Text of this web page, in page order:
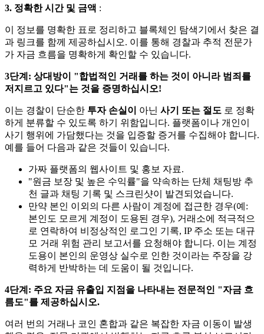
3. 정확한 시간 및 금액 :
이 정보를 명확한 표로 정리하고 블록체인 탐색기에서 찾은 결
과 링크를 함께 제공하십시오. 이를 통해 경찰과 추적 전문가
가 자금 흐름을 명확하게 확인할 수 있습니다.
3단계: 상대방이 "합법적인 거래를 하는 것이 아니라 범죄를
저지르고 있다"는 것을 증명하십시오!
이는 경찰이 단순한 투자 손실이 아닌 사기 또는 절도 로 정확
하게 분류할 수 있도록 하기 위함입니다. 플랫폼이나 개인이
사기 행위에 가담했다는 것을 입증할 증거를 수집해야 합니다.
예를 들어 다음과 같은 것들이 있습니다.
가짜 플랫폼의 웹사이트 및 홍보 자료.
"원금 보장 및 높은 수익률"을 약속하는 단체 채팅방 추
천 글과 채팅 기록 및 스크린샷이 발견되었습니다.
만약 본인 이외의 다른 사람이 계정에 접근한 경우(예:
본인도 모르게 계정이 도용된 경우), 거래소에 적극적으
로 연락하여 비정상적인 로그인 기록, IP 주소 또는 대규
모 거래 위험 관리 보고서를 요청해야 합니다. 이는 계정
도용이 본인의 운영상 실수로 인한 것이라는 주장을 강
력하게 반박하는 데 도움이 될 것입니다.
4단계: 주요 자금 유출입 지점을 나타내는 전문적인 "자금 흐
름도"를 제공하십시오.
여러 번의 거래나 코인 혼합과 같은 복잡한 자금 이동이 발생